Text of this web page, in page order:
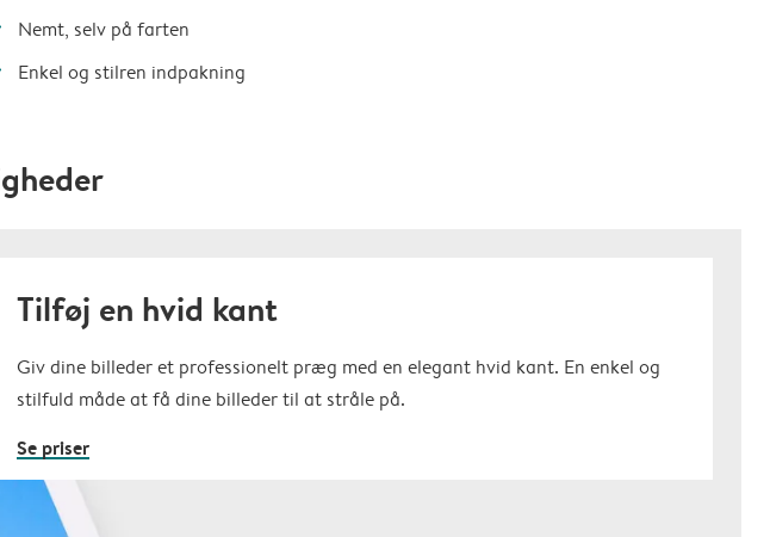
Nemt, selv på farten
Enkel og stilren indpakning
Tilføj en hvid kant
Giv dine billeder et professionelt præg med en elegant hvid kant. En enkel og
stilfuld måde at få dine billeder til at stråle på.
Se priser